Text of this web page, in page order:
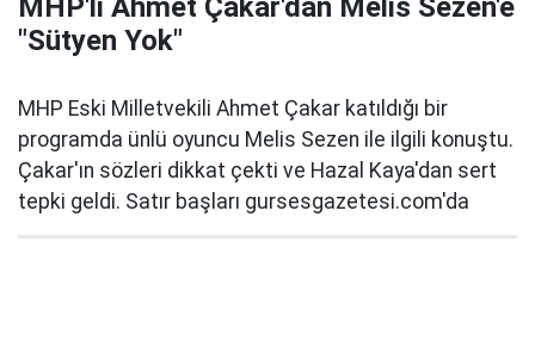
MHP'li Ahmet Çakar'dan Melis Sezen'e
"Sütyen Yok"
MHP Eski Milletvekili Ahmet Çakar katıldığı bir
programda ünlü oyuncu Melis Sezen ile ilgili konuştu.
Çakar'ın sözleri dikkat çekti ve Hazal Kaya'dan sert
tepki geldi. Satır başları gursesgazetesi.com'da